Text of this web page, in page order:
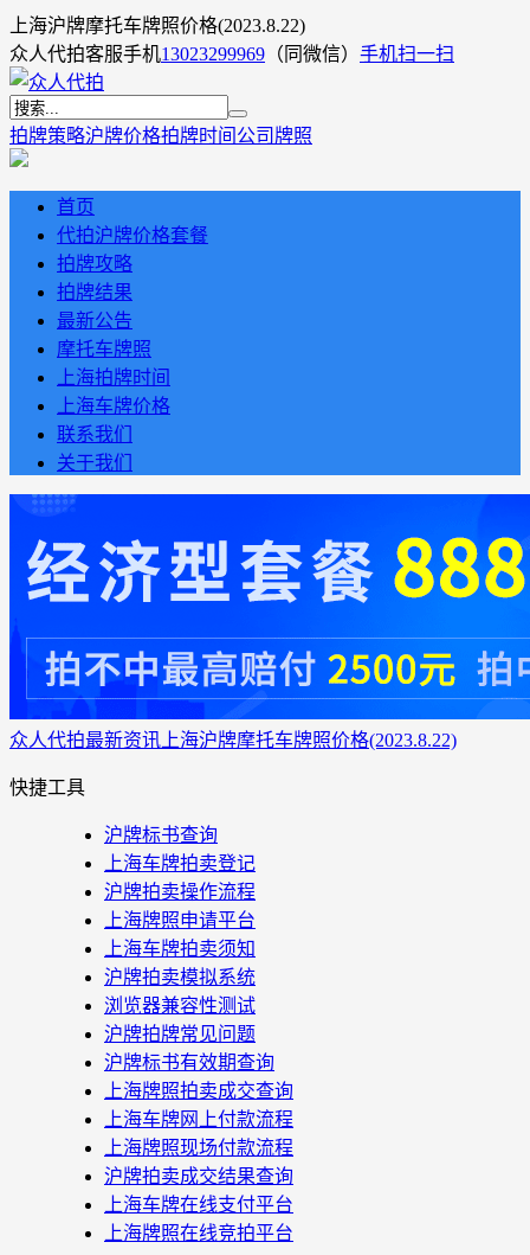
上海沪牌摩托车牌照价格(2023.8.22)
众人代拍客服手机13023299969 （同微信） 手机扫一扫
拍牌策略沪牌价格拍牌时间 公司牌照
首页
代拍沪牌价格套餐
拍牌攻略
拍牌结果
最新公告
摩托车牌照
上海拍牌时间
上海车牌价格
联系我们
关于我们
众人代拍最新资讯 上海沪牌摩托车牌照价格(2023.8.22)
快捷工具
沪牌标书查询
上海车牌拍卖登记
沪牌拍卖操作流程
上海牌照申请平台
上海车牌拍卖须知
沪牌拍卖模拟系统
浏览器兼容性测试
沪牌拍牌常见问题
沪牌标书有效期查询
上海牌照拍卖成交查询
上海车牌网上付款流程
上海牌照现场付款流程
沪牌拍卖成交结果查询
上海车牌在线支付平台
上海牌照在线竞拍平台